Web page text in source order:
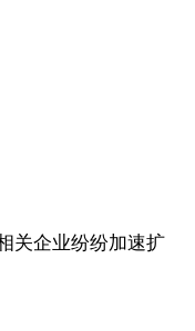
关企业纷纷加速扩